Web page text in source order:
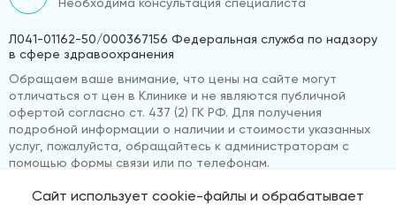
Л041-01162-50/000367156 Федеральная служба по надзору
в сфере здравоохранения
Обращаем ваше внимание, что цены на сайте могут
отличаться от цен в Клинике и не являются публичной
офертой согласно ст. 437 (2) ГК РФ. Для получения
подробной информации о наличии и стоимости указанных
услуг, пожалуйста, обращайтесь к администраторам с
помощью формы связи или по телефонам.
Сайт использует cookie-файлы и обрабатывает